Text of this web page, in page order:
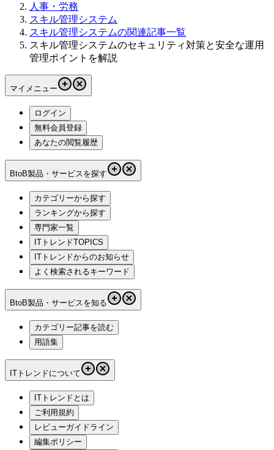
人事・労務
スキル管理システム
スキル管理システムの関連記事一覧
スキル管理システムのセキュリティ対策と安全な運用
管理ポイントを解説
マイメニュー
ログイン
無料会員登録
あなたの閲覧履歴
BtoB製品・サービスを探す
カテゴリーから探す
ランキングから探す
専門家一覧
ITトレンドTOPICS
ITトレンドからのお知らせ
よく検索されるキーワード
BtoB製品・サービスを知る
カテゴリー記事を読む
用語集
ITトレンドについて
ITトレンドとは
ご利用規約
レビューガイドライン
編集ポリシー